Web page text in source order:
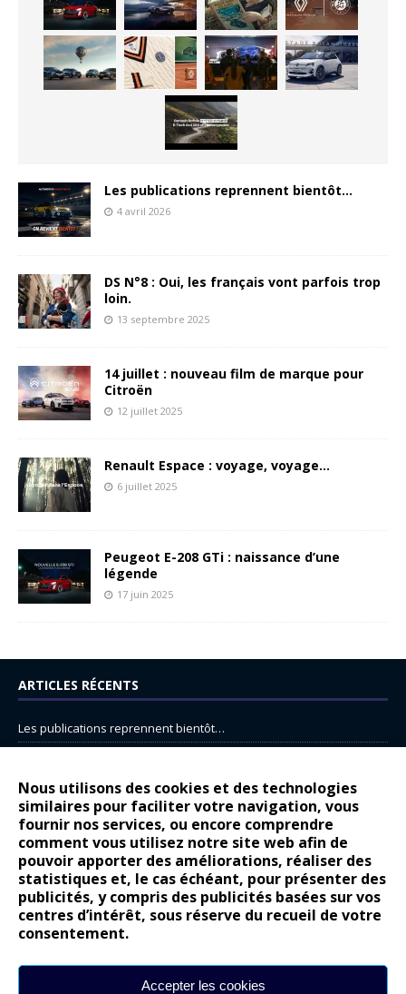
Nous utilisons des cookies et des technologies
similaires pour faciliter votre navigation, vous
fournir nos services, ou encore comprendre
comment vous utilisez notre site web afin de
pouvoir apporter des améliorations, réaliser des
statistiques et, le cas échéant, pour présenter des
publicités, y compris des publicités basées sur vos
centres d’intérêt, sous réserve du recueil de votre
consentement.
Accepter les cookies
Les publications reprennent bientôt…
4 avril 2026
DS N°8 : Oui, les français vont parfois trop
loin.
13 septembre 2025
14 juillet : nouveau film de marque pour
Citroën
12 juillet 2025
Renault Espace : voyage, voyage…
6 juillet 2025
Peugeot E-208 GTi : naissance d’une
légende
17 juin 2025
ARTICLES RÉCENTS
Les publications reprennent bientôt…
14 juillet : nouveau film de marque pour Citroën
Renault Espace : voyage, voyage…
Peugeot E-208 GTi : naissance d’une légende
COMMENTAIRES RÉCENTS
Bernard DardartdansDacia Sandero : pour les gens vrais
Alpine A290 : L’irrésistible attraction de la légèreté